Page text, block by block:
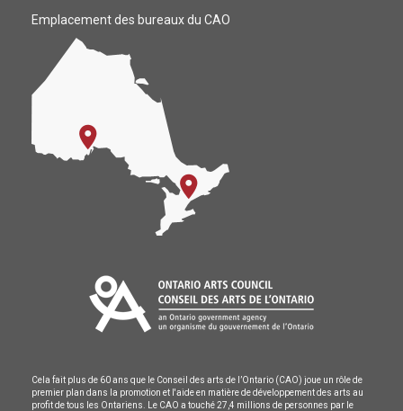
Emplacement des bureaux du CAO
Cela fait plus de 60 ans que le Conseil des arts de l’Ontario (CAO) joue un rôle de
premier plan dans la promotion et l'aide en matière de développement des arts au
profit de tous les Ontariens. Le CAO a touché 27,4 millions de personnes par le